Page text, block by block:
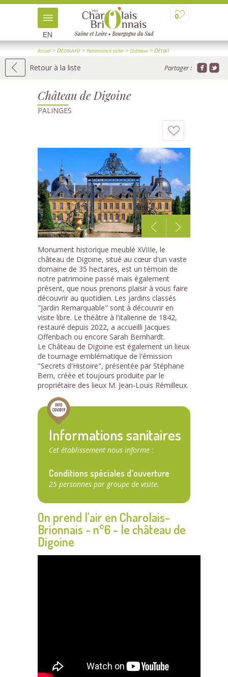
0
EN
Accueil> Découvrir> Patrimoine à visiter> Châteaux> Détail
Retour à la liste Partager :
Château de Digoine
PALINGES
à
carnet
1
Monument historique meublé XVIIIe, le
château de Digoine, situé au cœur d'un vaste
domaine de 35 hectares, est un témoin de
notre patrimoine passé mais également
présent, que nous prenons plaisir à vous faire
découvrir au quotidien. Les jardins classés
"Jardin Remarquable" sont à découvrir en
visite libre. Le théâtre à l'italienne de 1842,
restauré depuis 2022, a accueilli Jacques
Offenbach ou encore Sarah Bernhardt.
Le Château de Digoine est également un lieux
de tournage emblématique de l'émission
"Secrets d'Histoire", présentée par Stéphane
Bern, créée et toujours produite par le
propriétaire des lieux M. Jean-Louis Rémilleux.
Informations sanitaires
Cet établissement nous informe :
Conditions spéciales d'ouverture
25 personnes par groupe de visite.
On prend l'air en Charolais-
Brionnais - n°6 - le château de
Digoine